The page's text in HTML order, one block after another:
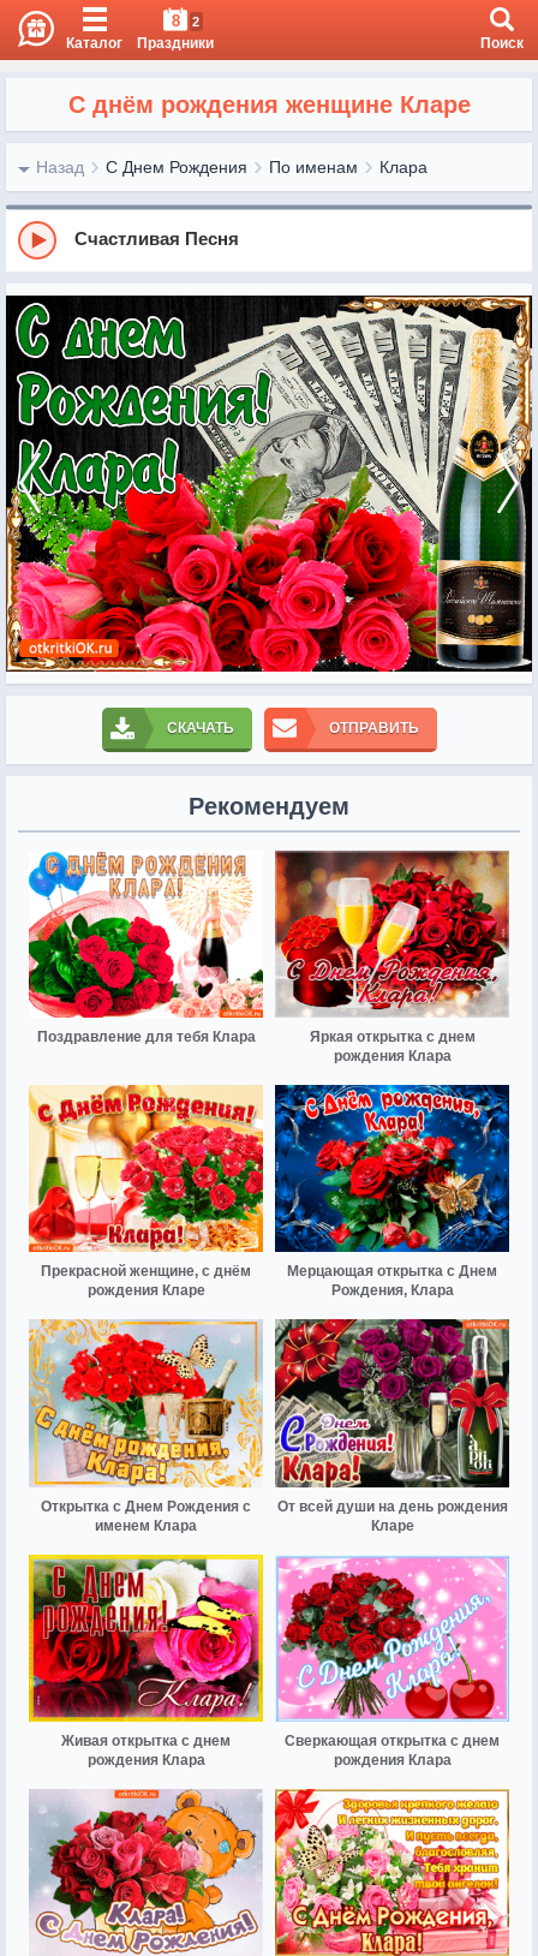
Каталог
8 2
Праздники Поиск
С днём рождения женщине Кларе
Назад С Днем Рождения По именам Клара
Счастливая Песня
СКАЧАТЬ ОТПРАВИТЬ
Рекомендуем
Поздравление для тебя Клара
Яркая открытка с днем
рождения Клара
Прекрасной женщине, с днём
рождения Кларе
Мерцающая открытка с Днем
Рождения, Клара
Открытка с Днем Рождения с
именем Клара
От всей души на день рождения
Кларе
Живая открытка с днем
рождения Клара
Сверкающая открытка с днем
рождения Клара